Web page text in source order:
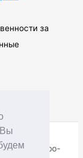
Вы
за
| Северо-